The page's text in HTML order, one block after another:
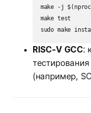
make -j
make test
RISC-V GCC:
(например,